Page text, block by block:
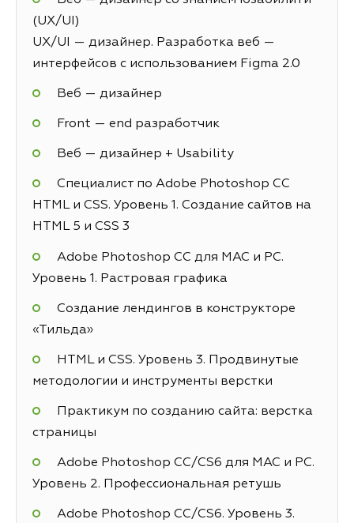
(UX/UI)
UX/UI — дизайнер. Разработка веб —
интерфейсов с использованием Figma 2.0
Веб — дизайнер
Front — end разработчик
Веб — дизайнер + Usability
Специалист по Adobe Photoshop СС
HTML и CSS. Уровень 1. Создание сайтов на
HTML 5 и СSS 3
Adobe Photoshop CC для MAC и PC.
Уровень 1. Растровая графика
Создание лендингов в конструкторе
«Тильда»
HTML и CSS. Уровень 3. Продвинутые
методологии и инструменты верстки
Практикум по созданию сайта: верстка
страницы
Adobe Photoshop СС/CS6 для MAC и PC.
Уровень 2. Профессиональная ретушь
Adobe Photoshop СС/CS6. Уровень 3.